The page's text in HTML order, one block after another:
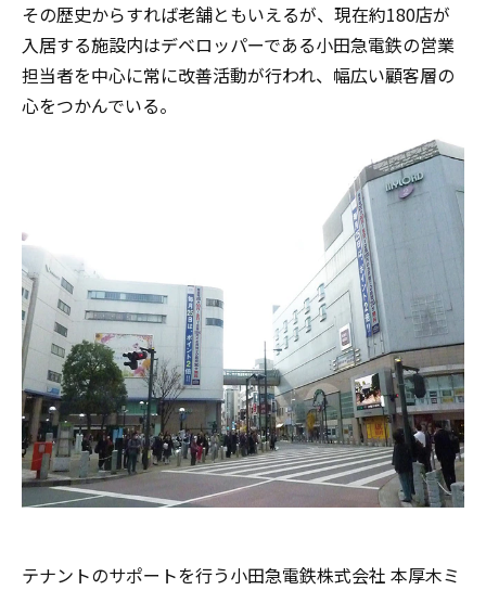
その歴史からすれば老舗ともいえるが、現在約180店が
入居する施設内はデベロッパーである小田急電鉄の営業
担当者を中心に常に改善活動が行われ、幅広い顧客層の
心をつかんでいる。
テナントのサポートを行う小田急電鉄株式会社 本厚木ミ